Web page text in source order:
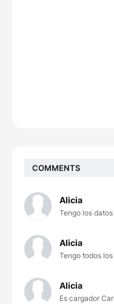
COMMENTS
Alicia
Tengo los datos
Alicia
Tengo todos
Alicia
Es cargador